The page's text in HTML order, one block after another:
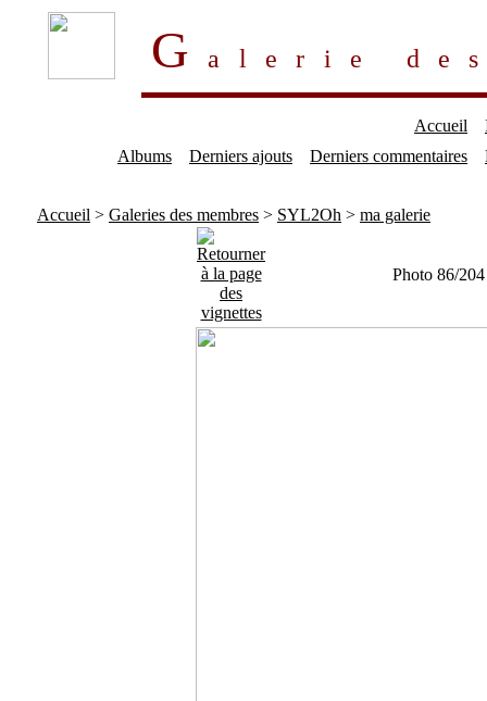
Galerie
Accueil
Albums
Derniers ajouts Derniers commentaires
Accueil > Galeries des membres > SYL2Oh > ma galerie
Photo 86/204